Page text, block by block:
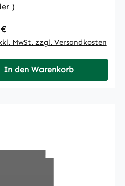
)
Preis:
MwSt. zzgl. Versandkosten
In den Warenkorb